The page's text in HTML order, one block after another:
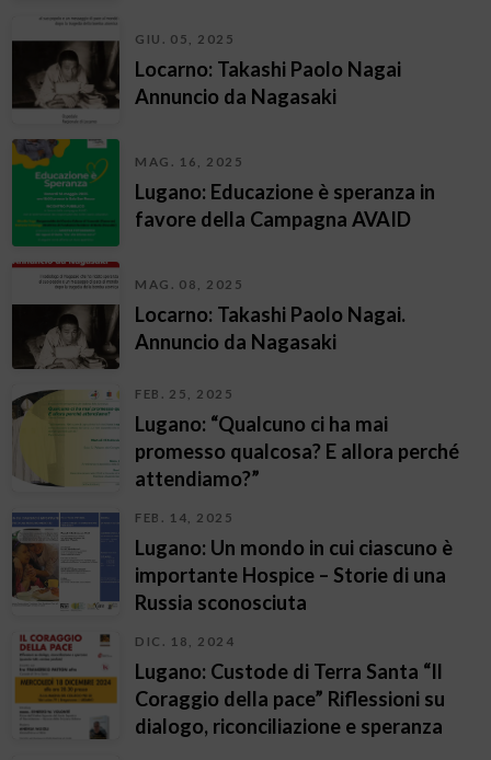
GIU. 05, 2025
Locarno: Takashi Paolo Nagai
Annuncio da Nagasaki
MAG. 16, 2025
Lugano: Educazione è speranza in
favore della Campagna AVAID
MAG. 08, 2025
Locarno: Takashi Paolo Nagai.
Annuncio da Nagasaki
FEB. 25, 2025
Lugano: “Qualcuno ci ha mai
promesso qualcosa? E allora perché
attendiamo?”
FEB. 14, 2025
Lugano: Un mondo in cui ciascuno è
importante Hospice – Storie di una
Russia sconosciuta
DIC. 18, 2024
Lugano: Custode di Terra Santa “Il
Coraggio della pace” Riflessioni su
dialogo, riconciliazione e speranza